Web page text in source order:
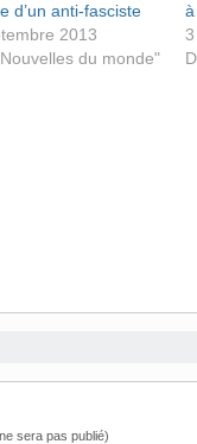
d’un anti-fasciste
2013
du monde"
sera pas publié)